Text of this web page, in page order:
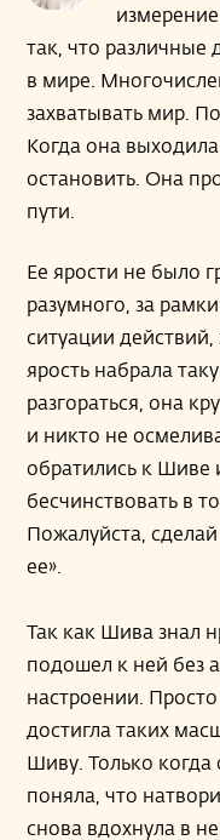
так, что различные
в мире.
захватывать мир.
Когда она
остановить. Она
пути.
Ее ярости не было
разумного, за
ситуации
ярость набрала
разгораться, она
и никто не
обратились к Шиве
бесчинствовать в
Пожалуйста,
ее».
Так как Шива знал
подошел к ней без
настроении.
достигла таких
Шиву. Только
поняла, что
снова вдохнула в